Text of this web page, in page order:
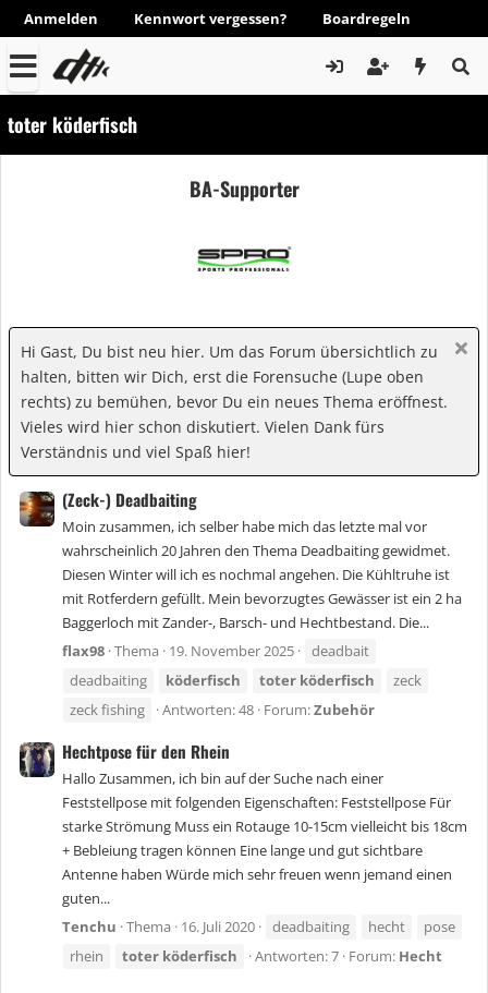
Anmelden Kennwort vergessen? Boardregeln
toter köderfisch
BA-Supporter
Hi Gast, Du bist neu hier. Um das Forum übersichtlich zu
halten, bitten wir Dich, erst die Forensuche (Lupe oben
rechts) zu bemühen, bevor Du ein neues Thema eröffnest.
Vieles wird hier schon diskutiert. Vielen Dank fürs
Verständnis und viel Spaß hier!
(Zeck-) Deadbaiting
Moin zusammen, ich selber habe mich das letzte mal vor
wahrscheinlich 20 Jahren den Thema Deadbaiting gewidmet.
Diesen Winter will ich es nochmal angehen. Die Kühltruhe ist
mit Rotferdern gefüllt. Mein bevorzugtes Gewässer ist ein 2 ha
Baggerloch mit Zander-, Barsch- und Hechtbestand. Die...
flax98 Thema 19. November 2025
deadbait
deadbaiting
köderfisch toter köderfisch
zeck
zeck fishing
Antworten: 48 Forum:Zubehör
Hechtpose für den Rhein
Hallo Zusammen, ich bin auf der Suche nach einer
Feststellpose mit folgenden Eigenschaften: Feststellpose Für
starke Strömung Muss ein Rotauge 10-15cm vielleicht bis 18cm
+ Bebleiung tragen können Eine lange und gut sichtbare
Antenne haben Würde mich sehr freuen wenn jemand einen
guten...
Tenchu Thema 16. Juli 2020 deadbaiting hecht
pose
rhein
toter köderfisch Antworten: 7 Forum: Hecht